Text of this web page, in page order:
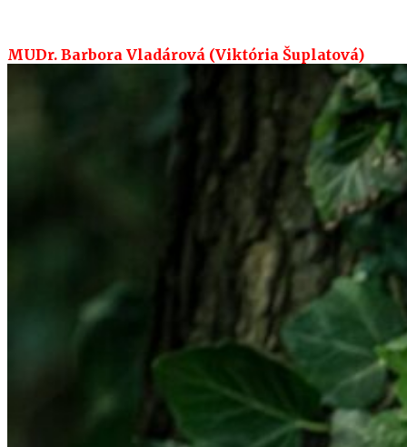
MUDr. Barbora Vladárová (Viktória Šuplatová)